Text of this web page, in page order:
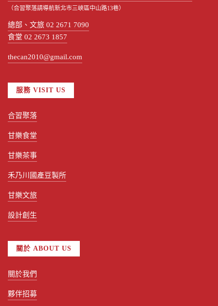
（合習聚落請導航新北市三峽區中山路13巷）
總部、文旅 02 2671 7090
食堂 02 2673 1857
thecan2010@gmail.com
服務 VISIT US
合習聚落
甘樂食堂
甘樂茶事
禾乃川國產豆製所
甘樂文旅
設計創生
關於 ABOUT US
關於我們
夥伴招募